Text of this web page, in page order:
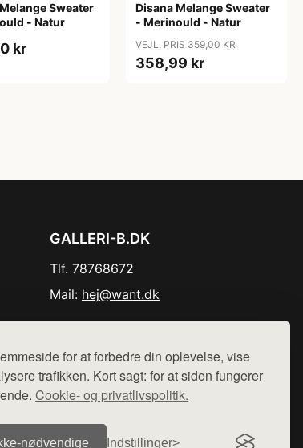
for at forbedre din oplevelse, vise
trafikken. Kort sagt: for at siden fungerer
Cookie- og privatlivspolitik.
Indstillinger
Sweater
- Natur
kr
Disana Melange Sweater
- Merinould - Natur
VEJL. PRIS 359,00 KR
358,99 kr
GALLERI-B.DK
Tlf. 78768672
Mail: hej@want.dk
varer fra denne side - vi henviser til de shops,